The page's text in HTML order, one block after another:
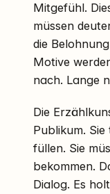
Mitgefühl.
müssen
die
Motive
nach. Lange
Die
Publikum.
füllen. Sie
bekommen.
Dialog. Es